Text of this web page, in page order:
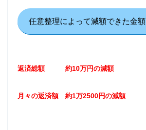
任意整理によって減額できた金額
返済総額 約10万円の減額
月々の返済額 約1万2500円の減額